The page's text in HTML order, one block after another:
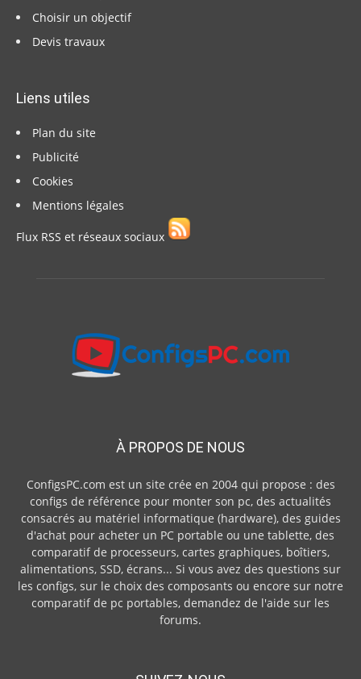
Choisir un objectif
Devis travaux
Liens utiles
Plan du site
Publicité
Cookies
Mentions légales
Flux RSS et réseaux sociaux
À PROPOS DE NOUS
ConfigsPC.com est un site crée en 2004 qui propose : des
configs de référence pour monter son pc, des actualités
consacrés au matériel informatique (hardware), des guides
d'achat pour acheter un PC portable ou une tablette, des
comparatif de processeurs, cartes graphiques, boîtiers,
alimentations, SSD, écrans... Si vous avez des questions sur
les configs, sur le choix des composants ou encore sur notre
comparatif de pc portables, demandez de l'aide sur les
forums.